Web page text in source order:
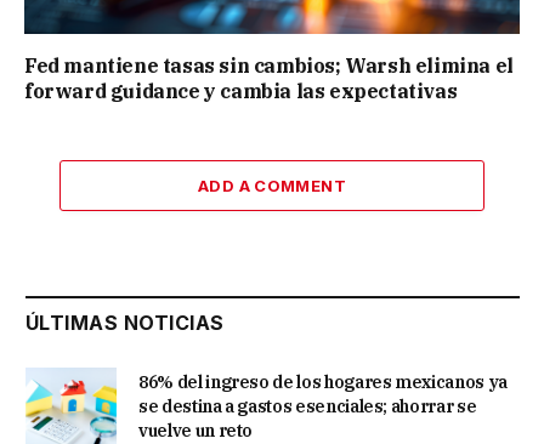
Fed mantiene tasas sin cambios; Warsh elimina el
forward guidance y cambia las expectativas
ADD A COMMENT
ÚLTIMAS NOTICIAS
86% del ingreso de los hogares mexicanos ya
se destina a gastos esenciales; ahorrar se
vuelve un reto